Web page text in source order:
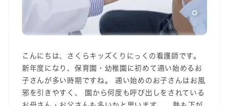
こんにちは、さくらキッズくりにっくの看護師です。
新年度になり、保育園・幼稚園に初めて通い始めるお
子さんが多い時期ですね。 通い始めのお子さんはお風
邪を引きやすく、 園から何度も呼び出しをされている